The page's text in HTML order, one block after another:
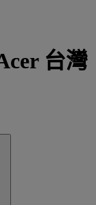
台灣